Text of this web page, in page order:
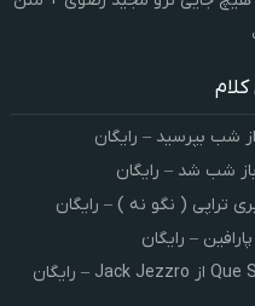
شب بپرسید – رایگان
شب شد – رایگان
تراپی ( نگو نه ) – رایگان
– رایگان